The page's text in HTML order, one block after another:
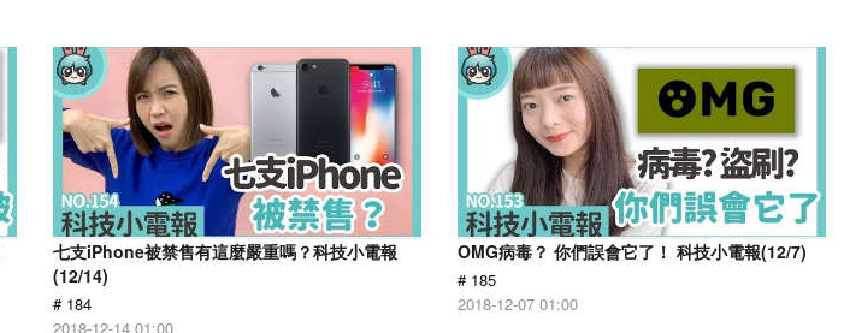
七支iPhone被禁售有這麼嚴重嗎？科技小電報
(12/14)
# 184
2018-12-14 01:00
OMG病毒？ 你們誤會它了！ 科技小電報(12/7)
# 185
2018-12-07 01:00